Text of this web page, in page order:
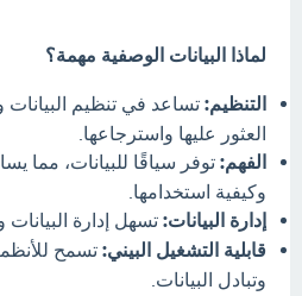
لماذا البيانات الوصفية مهمة؟
التنظيم: تساعد في تنظيم البيانات
العثور عليها واسترجاعها.
الفهم: توفر سياقًا للبيانات، مما
وكيفية استخدامها.
إدارة البيانات: تسهل إدارة البيانات
قابلية التشغيل البيني: تسمح
وتبادل البيانات.